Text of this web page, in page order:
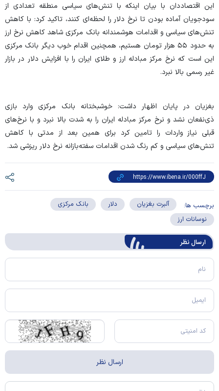
این اقتصاددان با بیان اینکه با تنش‌های سیاسی منطقه تعدادی از
سودجویان آماده بودن تا نرخ دلار را لحظه‌ای کنند، تاکید کرد: با کاهش
تنش‌های سیاسی و اقدامات هوشمندانه بانک مرکزی شاهد کاهش نرخ ارز
به حدود ۵۵ هزار تومان هستیم، همچنین اقدام خوب دیگر بانک مرکزی
این است که نرخ مرکز مبادله ارز و طلای ایران را با افزایش دلار در بازار
غیر رسمی بالا نبرد.
بغزیان در پایان اظهار داشت: خوشبختانه بانک مرکزی وارد بازی
ذی‌نفعان نشد و نرخ مرکز مبادله ایران را به شدت بالا نبرد و با نرخ‌های
قبلی نیاز واردات را تامین کرد برای همین بعد از مدتی با کاهش
تنش‌های سیاسی و کم رنگ شدن اقدامات سفته‌بازانه نرخ دلار ریزشی شد.
برچسب ها: آلبرت بغزیان دلار
بانک مرکزی
نوسانات ارز
ارسال‌ نظر